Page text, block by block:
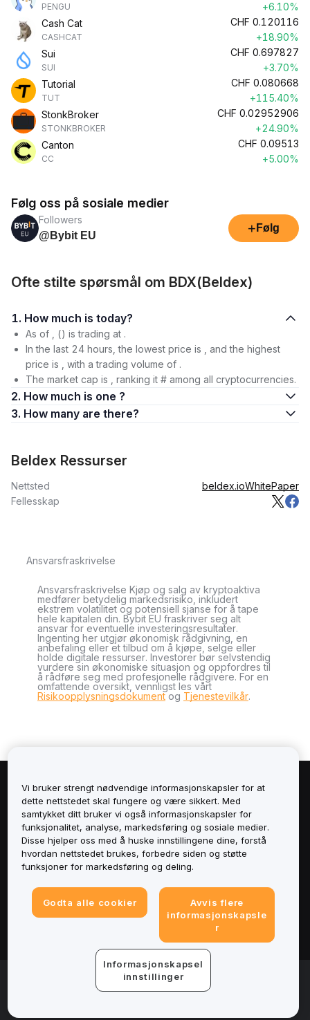
PENGU
+6.10%
Cash Cat
CASHCAT
CHF 0.120116
+18.90%
Sui
SUI
CHF 0.697827
+3.70%
Tutorial
TUT
CHF 0.080668
+115.40%
StonkBroker
STONKBROKER
CHF 0.02952906
+24.90%
Canton
CC
CHF 0.09513
+5.00%
Følg oss på sosiale medier
Followers
@Bybit EU
+ Følg
Ofte stilte spørsmål om BDX(Beldex)
1. How much is today?
As of , () is trading at .
In the last 24 hours, the lowest price is , and the highest
price is , with a trading volume of .
The market cap is , ranking it # among all cryptocurrencies.
2. How much is one ?
3. How many are there?
Beldex Ressurser
Nettsted beldex.ioWhitePaper
Fellesskap
Ansvarsfraskrivelse
Ansvarsfraskrivelse Kjøp og salg av kryptoaktiva
medfører betydelig markedsrisiko, inkludert
ekstrem volatilitet og potensiell sjanse for å tape
hele kapitalen din. Bybit EU fraskriver seg alt
ansvar for eventuelle investeringsresultater.
Ingenting her utgjør økonomisk rådgivning, en
anbefaling eller et tilbud om å kjøpe, selge eller
holde digitale ressurser. Investorer bør selvstendig
vurdere sin økonomiske situasjon og oppfordres til
å rådføre seg med profesjonelle rådgivere. For en
omfattende oversikt, vennligst les vårt
Risikoopplysningsdokumentog Tjenestevilkår.
Om
Tjenester
Støtte
Produkter
© 2025-2026 Bybit.eu. All rights reserved.
Vi bruker strengt nødvendige informasjonskapsler for at
dette nettstedet skal fungere og være sikkert. Med
samtykket ditt bruker vi også informasjonskapsler for
funksjonalitet, analyse, markedsføring og sosiale medier.
Disse hjelper oss med å huske innstillingene dine, forstå
hvordan nettstedet brukes, forbedre siden og støtte
funksjoner for markedsføring og deling.
Godta alle cookier
Avvis flere
informasjonskapsle
r
Informasjonskapsel
innstillinger